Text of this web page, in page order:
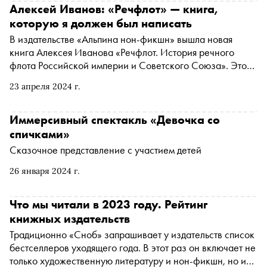
23 апреля 2024 г.
Алексей Иванов: «Речфлот» — книга,
которую я должен был написать
В издательстве «Альпина нон-фикшн» вышла новая
книга Алексея Иванова «Речфлот. История речного
флота Российской империи и Советского Союза». Это
написанная о речных перевозках, но и одна из самых
работал несколько лет. «Сноб» поговорил с писателем о
том, почему идеалом речфлота стало не будущее, а
прошлое
26 января 2024 г.
Иммерсивный спектакль «Девочка со
спичками»
Сказочное представление с участием детей
Что мы читали в 2023 году. Рейтинг
книжных издательств
Традиционно «Сноб» запрашивает у издательств список
бестселлеров уходящего года. В этот раз он включает не
только художественную литературу и нон-фикшн, но и